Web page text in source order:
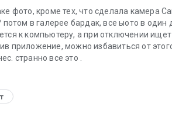
фото, кроме тех, что сделала камера
в галерее бардак, все ыото в один
к компьютеру, а при отключении
приложение, можно избавиться от
странно все это .